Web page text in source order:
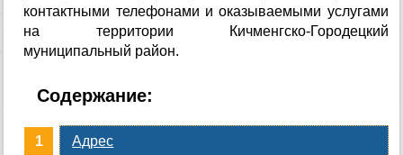
контактными телефонами и оказываемыми услугами
на территории Кичменгско-Городецкий
муниципальный район.
Содержание:
Адрес